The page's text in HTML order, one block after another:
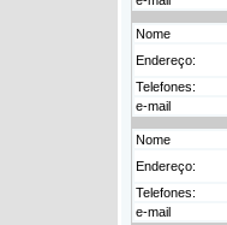
Nome
Endereço:
Telefones:
e-mail
Nome
Endereço:
Telefones:
e-mail